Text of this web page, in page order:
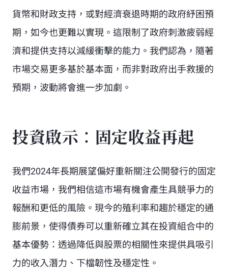
貨幣和財政支持，或對經濟衰退時期的政府紓困預
期，如今也更難以實現。這限制了政府刺激疲弱經
濟和提供支持以減緩衝擊的能力。我們認為，隨著
市場交易更多基於基本面，而非對政府出手救援的
預期，波動將會進一步加劇。
投資啟示：固定收益再起
我們2024年長期展望偏好重新關注公開發行的固定
收益市場，我們相信這市場有機會產生具競爭力的
報酬和更低的風險。現今的殖利率和趨於穩定的通
膨前景，使得債券可以重新確立其在投資組合中的
基本優勢：透過降低與股票的相關性來提供具吸引
力的收入潛力、下檔韌性及穩定性。